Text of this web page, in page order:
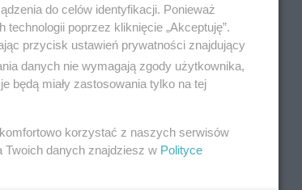
do celów identyfikacji. Ponieważ
poprzez kliknięcie „Akceptuję”.
przycisk ustawień prywatności znajdujący
danych nie wymagają zgody użytkownika,
będą miały zastosowania tylko na tej
korzystać z naszych serwisów
Twoich danych znajdziesz w Polityce